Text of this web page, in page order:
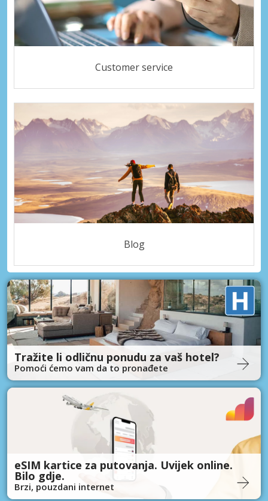
Customer service
Blog
Tražite li odličnu ponudu za vaš hotel?
Pomoći ćemo vam da to pronađete
eSIM kartice za putovanja. Uvijek online.
Bilo gdje.
Brzi, pouzdani internet